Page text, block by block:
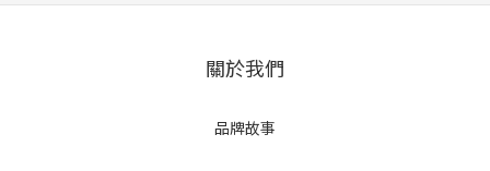
關於我們
品牌故事